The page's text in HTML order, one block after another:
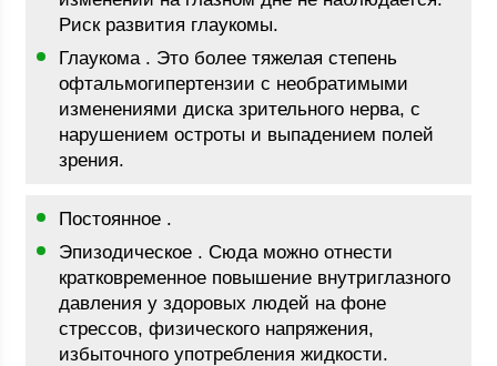
Риск развития глаукомы.
Глаукома . Это более тяжелая степень
офтальмогипертензии с необратимыми
изменениями диска зрительного нерва, с
нарушением остроты и выпадением полей
зрения.
Постоянное .
Эпизодическое . Сюда можно отнести
кратковременное повышение внутриглазного
давления у здоровых людей на фоне
стрессов, физического напряжения,
избыточного употребления жидкости.